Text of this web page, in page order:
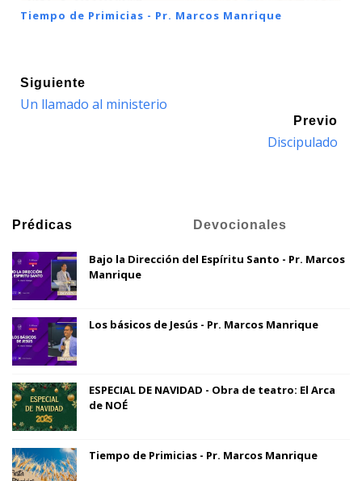
Tiempo de Primicias - Pr. Marcos Manrique
Siguiente
Un llamado al ministerio
Previo
Discipulado
Prédicas Devocionales
Bajo la Dirección del Espíritu Santo - Pr. Marcos
Manrique
Los básicos de Jesús - Pr. Marcos Manrique
ESPECIAL DE NAVIDAD - Obra de teatro: El Arca
de NOÉ
Tiempo de Primicias - Pr. Marcos Manrique